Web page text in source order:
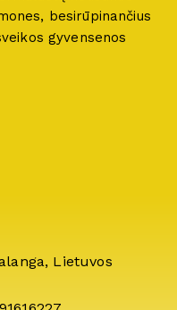
besirūpinančius
gyvensenos
Lietuvos